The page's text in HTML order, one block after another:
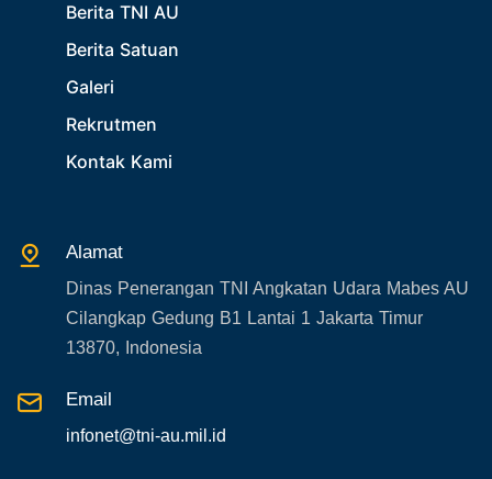
27. Politik
28. Bukan Berita TNI AU
29. Akademik
30. Organisasi TNI
31. SPAM
34. Agenda Kabupaten/Kota
35. Gangguan bandara
36. Kecelakaan pesawat TNI
38. Bencana Alam
Berita TNI AU
Berita Satuan
Galeri
Rekrutmen
Kontak Kami
Alamat
Dinas Penerangan TNI Angkatan Udara Mabes AU
Cilangkap Gedung B1 Lantai 1 Jakarta Timur
13870, Indonesia
Email
infonet@tni-au.mil.id